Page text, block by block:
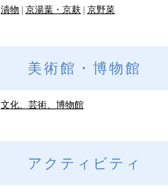
漬物
京湯葉・京麸 京野菜
美術館・博物館
文化、芸術、博物館
アクティビティ